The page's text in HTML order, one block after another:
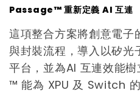
Passage™重新定義 AI 互連
這項整合方案將創意電
與封裝流程，導入以矽
平台，並為AI 互連效能
™ 能為 XPU 及 Switch